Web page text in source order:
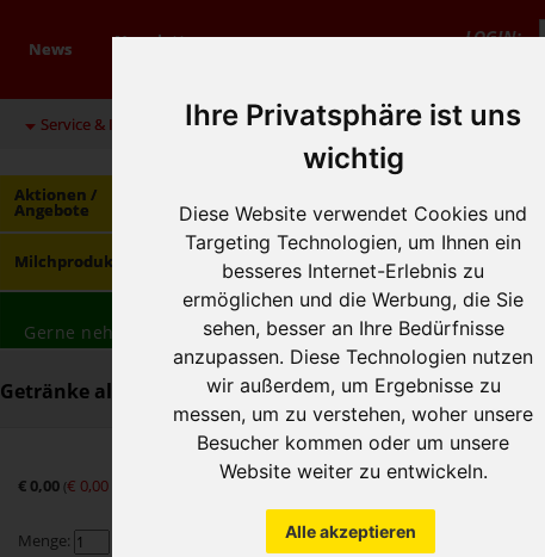
Ihre Privatsphäre ist uns
wichtig
Diese Website verwendet Cookies und
Targeting Technologien, um Ihnen ein
besseres Internet-Erlebnis zu
ermöglichen und die Werbung, die Sie
sehen, besser an Ihre Bedürfnisse
anzupassen. Diese Technologien nutzen
wir außerdem, um Ergebnisse zu
messen, um zu verstehen, woher unsere
Besucher kommen oder um unsere
Website weiter zu entwickeln.
Alle akzeptieren
News Newsletter LOGIN:
Service & Infos 01 / 599 92 office@hausfreund.at
Aktionen /
Angebote alkoholfrei alkoholisch Kaffee
Milchprodukte
Tiefkühlprodukte Süsswaren /
Knabbereien
Wir haben freie und zeitnahe
Gerne nehmen wir IhreBESTELLUNGauch TELEFONISCH
16:30
Getränke alkoholfrei - Mineralwasser "Einweg"
€ 0,00 (€ 0,00
Menge: